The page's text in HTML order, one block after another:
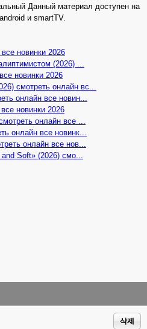
Данный материал доступен на
и smartTV.
новинки 2026
(2026) ...
новинки 2026
смотреть онлайн вс...
онлайн все новин...
новинки 2026
онлайн все ...
онлайн все новинк...
онлайн все нов...
Soft» (2026) смо...
삭제